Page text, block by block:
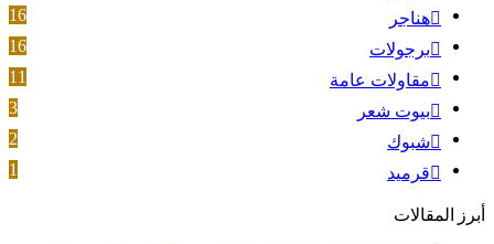
هناجر
16
برجولات
16
مقاولات عامة
11
بيوت شعر
3
شبوك
2
قرميد
1
أبرز المقالات